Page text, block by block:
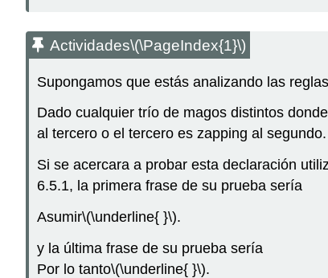
Actividades\(\PageIndex{1}\)
Supongamos que estás analizando las
Dado cualquier trío de magos distintos
al tercero o el tercero es zapping al segundo.
Si se acercara a probar esta declaración
6.5.1, la primera frase de su prueba sería
Asumir\(\underline{ }\).
y la última frase de su prueba sería
Por lo tanto\(\underline{ }\).